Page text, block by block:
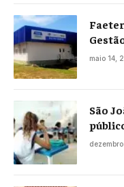
maio 14,
São